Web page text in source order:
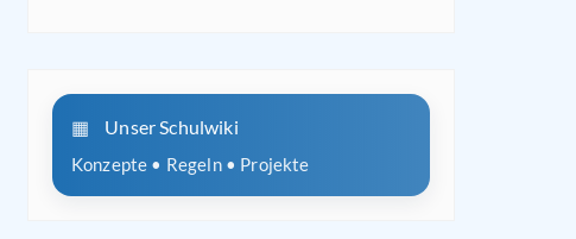
Unser Schulwiki
Konzepte • Regeln • Projekte